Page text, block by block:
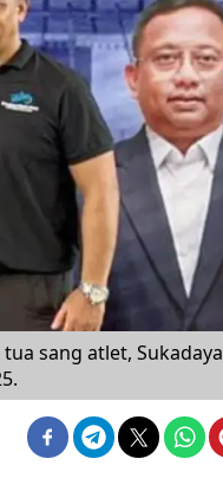
sang atlet, Sukadaya